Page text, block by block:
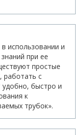
использовании и
при ее
простые
работать с
быстро и
к
трубок».